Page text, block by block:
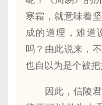
寒霜，就意味着
成的道理，难道
吗？由此说来，
也自以为是个被把
因此，信陵君